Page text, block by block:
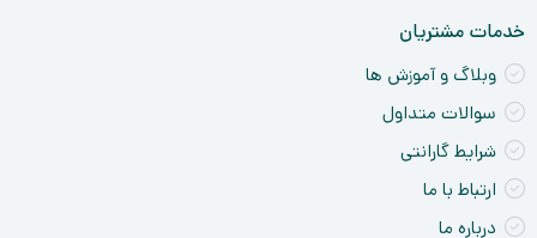
خدمات مشتریان
وبلاگ و آموزش ها
سوالات متداول
شرایط گارانتی
ارتباط با ما
درباره ما